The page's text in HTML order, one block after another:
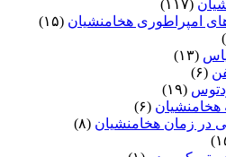
(۱۱۷)
امپراطوری هخامنشیان (۱۵)
(۱۳)
(۶)
(۱۹)
هخامنشیان (۶)
در زمان هخامنشیان (۸)